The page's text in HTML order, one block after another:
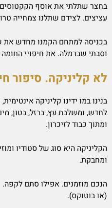
בחצר שתלתי את אוסף
עציצים. לצידם שתלנו צמחייה
בכניסה למתחם הקמנו מחדש את
וסבתי שברמלה. את חיפויי
לא קליניקה. סיפור
בנינו במו ידינו קליניקה
לחדש, ומשלבת עץ, ברזל, בטון,
ומתוך כבוד לזיכרון.
הקליניקה היא סוג של סטודיו
ומחבקת.
הנכם מוזמנים. אפילו סתם לקפה.
(או בוטוקס).